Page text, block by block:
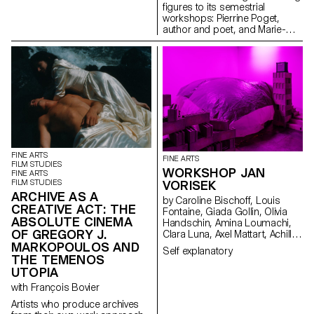
figures to its semestrial
workshops: Pierrine Poget,
author and poet, and Marie-
Caroline Hominal, dancer and
performer, both from Geneva.
The former, described by one
student as an "osteopath of the
brain", invites a group of
students to make a family with
the voices in their heads, while
the latter invites bodies into the
space of the party for a
performance in the ECAL film
studio.
FINE ARTS
FILM STUDIES
FINE ARTS
FILM STUDIES
ARCHIVE AS A
CREATIVE ACT: THE
ABSOLUTE CINEMA
OF GREGORY J.
MARKOPOULOS AND
THE TEMENOS
UTOPIA
with François Bovier
Artists who produce archives
FINE ARTS
WORKSHOP JAN
VORISEK
by Caroline Bischoff, Louis
Fontaine, Giada Gollin, Olivia
Handschin, Amina Loumachi,
Clara Luna, Axel Mattart, Achille
Meier, Charlie Schär, Jamie
Soria, Nayla Younes, Mayalène
Self explanatory